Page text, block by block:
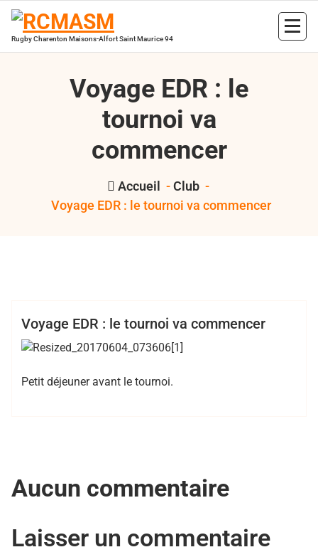
Aller
au
contenu
Rugby Charenton Maisons-Alfort Saint Maurice 94
Voyage EDR : le
tournoi va
commencer
Accueil -Club -
Voyage EDR : le tournoi va commencer
Club EDR Voyage
Voyage EDR : le tournoi va commencer
Petit déjeuner avant le tournoi.
Aucun commentaire
Laisser un commentaire